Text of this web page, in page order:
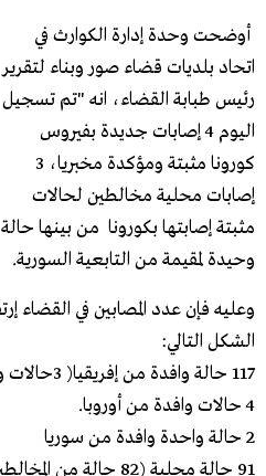
أوضحت وحدة إدارة الكوارث في
اتحاد بلديات قضاء صور وبناء لتقرير
رئيس طبابة القضاء، انه "تم تسجيل
اليوم 4 إصابات جديدة بفيروس
كورونا مثبتة ومؤكدة مخبريا، 3
إصابات محلية مخالطين لحالات
مثبتة إصابتها بكورونا من بينها حالة
وحيدة لمقيمة من التابعية السورية.
الشكل التالي:
117 حالة وافدة من إفريقيا( 3حالات وفاة).
4 حالات وافدة من أوروبا.
2 حالة واحدة وافدة من سوريا